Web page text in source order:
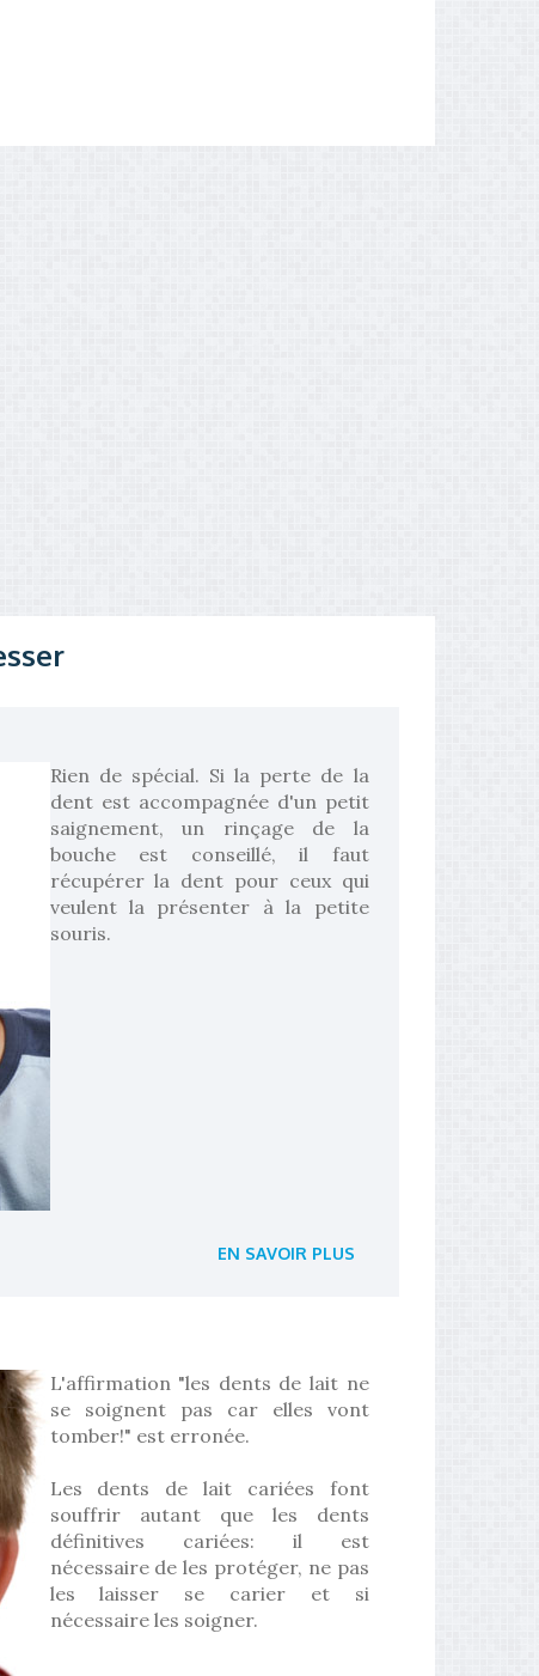
Rien de spécial. Si la perte de la
dent est accompagnée d'un petit
saignement, un rinçage de la
bouche est conseillé, il faut
récupérer la dent pour ceux qui
veulent la présenter à la petite
souris.
EN SAVOIR PLUS
L'affirmation "les dents de lait ne
se soignent pas car elles vont
tomber!" est erronée.
Les dents de lait cariées font
souffrir autant que les dents
définitives cariées: il est
nécessaire de les protéger, ne pas
les laisser se carier et si
nécessaire les soigner.